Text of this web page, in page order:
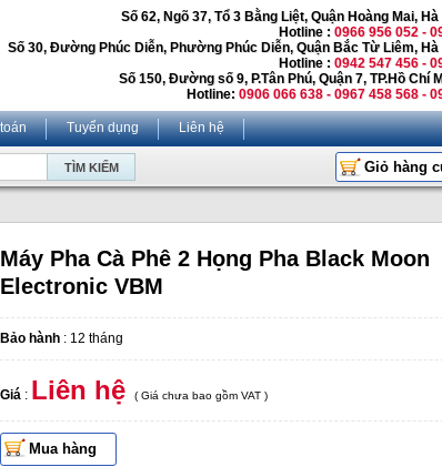
Số 62, Ngõ 37, Tổ 3 Bằng Liệt, Quận Hoàng Mai, Hà
Hotline : 0966 956 052 -
Số 30, Đường Phúc Diễn, Phường Phúc Diễn, Quận Bắc Từ Liêm, Hà
Hotline : 0942 547 456 -
Số 150, Đường số 9, P.Tân Phú, Quận 7, TP.Hồ Chí
Hotline: 0906 066 638 - 0967 458 568 -
Tuyển dụng Liên hệ
Giỏ hàng
Máy Pha Cà Phê 2 Họng Pha Black Moon
Electronic VBM
Bảo hành : 12 tháng
Giá : Liên hệ ( Giá chưa bao gồm VAT )
Mua hàng